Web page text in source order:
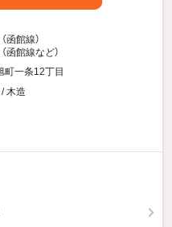
函館線）
函館線など）
町一条12丁目
木造